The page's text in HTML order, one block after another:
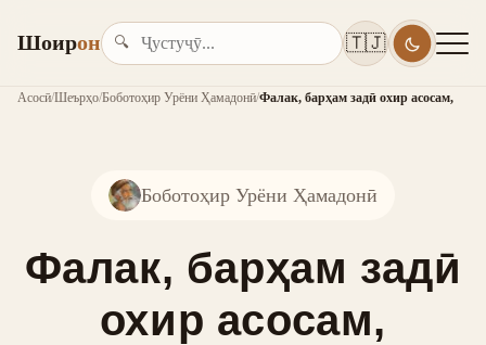
Шоирон 🔍 🇹🇯
Асосӣ/Шеърҳо/Боботоҳир Урёни Ҳамадонӣ/Фалак, барҳам задӣ охир асосам,
Боботоҳир Урёни Ҳамадонӣ
Фалак, барҳам задӣ
охир асосам,